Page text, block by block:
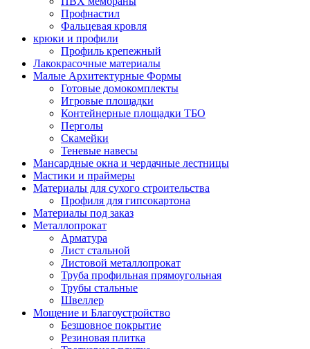
Профнастил
Фальцевая кровля
крюки и профили
Профиль крепежный
Лакокрасочные материалы
Малые Архитектурные Формы
Готовые домокомплекты
Игровые площадки
Контейнерные площадки ТБО
Перголы
Скамейки
Теневые навесы
Мансардные окна и чердачные лестницы
Мастики и праймеры
Материалы для сухого строительства
Профиля для гипсокартона
Материалы под заказ
Металлопрокат
Арматура
Лист стальной
Листовой металлопрокат
Труба профильная прямоугольная
Трубы стальные
Швеллер
Мощение и Благоустройство
Безшовное покрытие
Резиновая плитка